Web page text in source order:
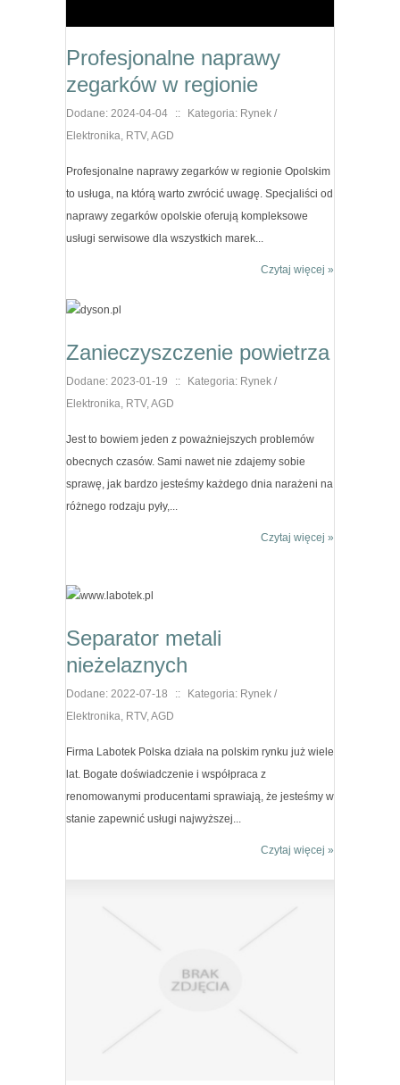
Profesjonalne naprawy
zegarków w regionie
Dodane: 2024-04-04 ::
Kategoria: Rynek /
Elektronika, RTV, AGD
Profesjonalne naprawy zegarków w regionie Opolskim
to usługa, na którą warto zwrócić uwagę. Specjaliści od
naprawy zegarków opolskie oferują kompleksowe
usługi serwisowe dla wszystkich marek...
Czytaj więcej »
Zanieczyszczenie powietrza
Dodane: 2023-01-19 ::
Kategoria: Rynek /
Elektronika, RTV, AGD
Jest to bowiem jeden z poważniejszych problemów
obecnych czasów. Sami nawet nie zdajemy sobie
sprawę, jak bardzo jesteśmy każdego dnia narażeni na
różnego rodzaju pyły,...
Czytaj więcej »
Separator metali
nieżelaznych
Dodane: 2022-07-18 ::
Kategoria: Rynek /
Elektronika, RTV, AGD
Firma Labotek Polska działa na polskim rynku już wiele
lat. Bogate doświadczenie i współpraca z
renomowanymi producentami sprawiają, że jesteśmy w
stanie zapewnić usługi najwyższej...
Czytaj więcej »